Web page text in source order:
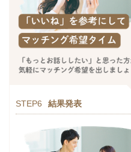
STEP6 結果発表